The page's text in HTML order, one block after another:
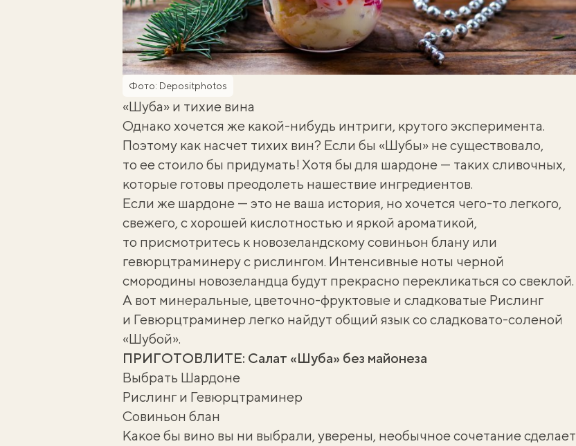
Фото: Depositphotos
«Шуба» и тихие вина
Однако хочется же какой-нибудь интриги, крутого эксперимента.
Поэтому как насчет тихих вин? Если бы «Шубы» не существовало,
то ее стоило бы придумать! Хотя бы для шардоне — таких сливочных,
которые готовы преодолеть нашествие ингредиентов.
Если же шардоне — это не ваша история, но хочется чего-то легкого,
свежего, с хорошей кислотностью и яркой ароматикой,
то присмотритесь к новозеландскому совиньон блану или
гевюрцтраминеру с рислингом. Интенсивные ноты черной
смородины новозеландца будут прекрасно перекликаться со свеклой.
А вот минеральные, цветочно-фруктовые и сладковатые Рислинг
и Гевюрцтраминер легко найдут общий язык со сладковато-соленой
«Шубой».
ПРИГОТОВЛИТЕ: Салат «Шуба» без майонеза
Выбрать Шардоне
Рислинг и Гевюрцтраминер
Совиньон блан
Какое бы вино вы ни выбрали, уверены, необычное сочетание сделает